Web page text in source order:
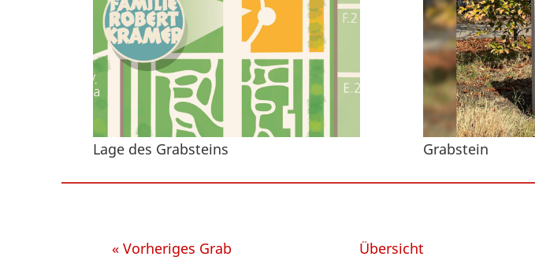
Lage des Grabsteins Grabstein
« Vorheriges Grab Übersicht